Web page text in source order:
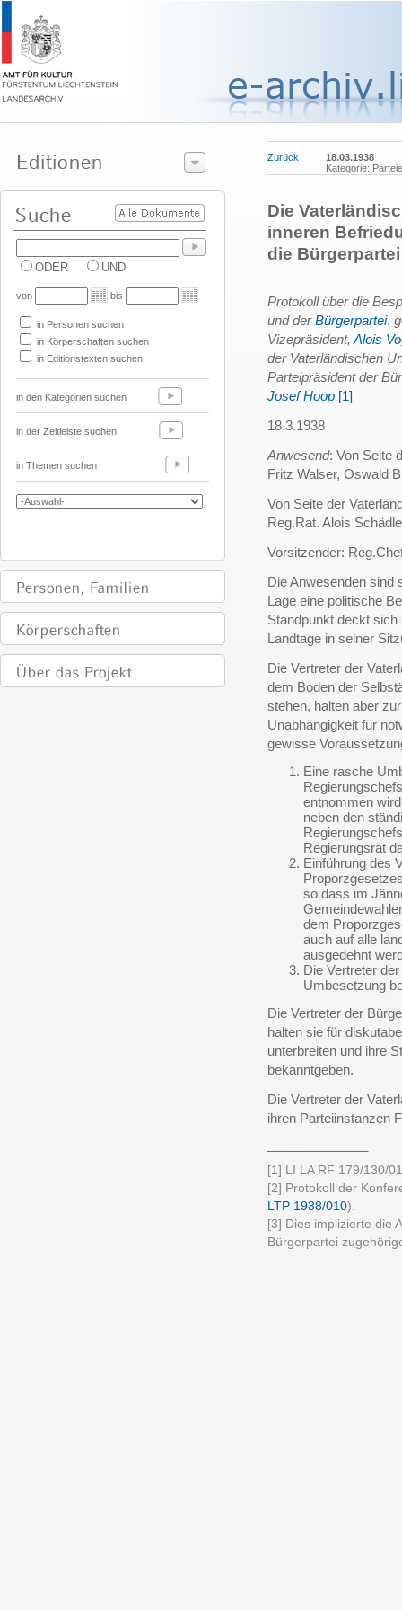
ODER UND
von bis
in Personen suchen
in Körperschaften suchen
in Editionstexten suchen
in den Kategorien suchen
in der Zeitleiste suchen
in Themen suchen
Zurück
18.03.1938
Kategorie:
Die
inneren
die Bürgerpartei
Protokoll über die
und derBürgerpartei,
Vizepräsident,Alois
der Vaterländischen
Parteipräsident der
Josef Hoop [1]
18.3.1938
Anwesend: Von Seite
Fritz Walser, Oswald
Von Seite der
Reg.Rat. Alois
Vorsitzender:
Die Anwesenden sind
Lage eine politische
Standpunkt deckt
Landtage in seiner
Die Vertreter der
dem Boden der
stehen, halten aber
Unabhängigkeit für
gewisse
Eine rasche
entnommen
neben den
Regierungsrat
Einführung des
so dass im
dem
auch auf alle
ausgedehnt
Die Vertreter
Umbesetzung
Die Vertreter der
halten sie für
unterbreiten und ihre
bekanntgeben.
Die Vertreter der
ihren Parteiinstanzen
[1] LI LA RF 179/130/
[2] Protokoll der
LTP 1938/010).
[3] Dies implizierte die
Bürgerpartei